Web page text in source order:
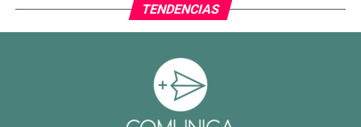
TENDENCIAS